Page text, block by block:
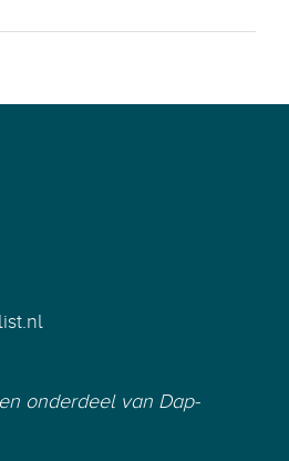
onderdeel van Dap-